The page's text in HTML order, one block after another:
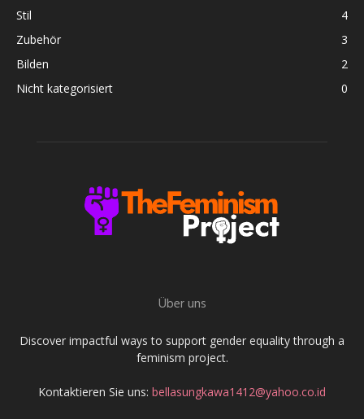
Stil
4
Zubehör
3
Bilden
2
Nicht kategorisiert
0
Über uns
Discover impactful ways to support gender equality through a
feminism project.
Kontaktieren Sie uns: bellasungkawa1412@yahoo.co.id